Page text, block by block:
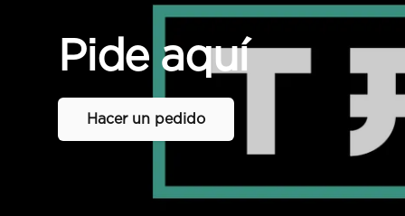
Pide aquí
Hacer un pedido